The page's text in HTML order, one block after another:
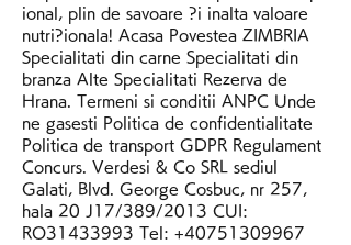
ional, plin de savoare ?i inalta valoare
nutri?ionala! Acasa Povestea ZIMBRIA
Specialitati din carne Specialitati din
branza Alte Specialitati Rezerva de
Hrana. Termeni si conditii ANPC Unde
ne gasesti Politica de confidentialitate
Politica de transport GDPR Regulament
Concurs. Verdesi & Co SRL sediul
Galati, Blvd. George Cosbuc, nr 257,
hala 20 J17/389/2013 CUI:
RO31433993 Tel: +40751309967